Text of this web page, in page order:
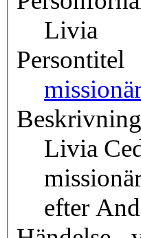
Livia
Persontitel
Beskrivning
Livia
efter